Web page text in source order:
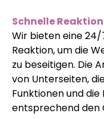
Schnelle
Wir bieten eine
Reaktion, um die
zu beseitigen. Die
von Unterseiten,
Funktionen und
entsprechend den